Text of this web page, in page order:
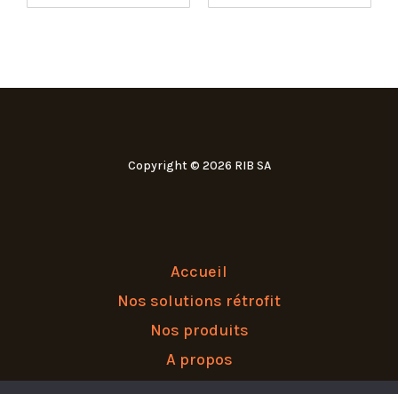
Copyright © 2026 RIB SA
Accueil
Nos solutions rétrofit
Nos produits
A propos